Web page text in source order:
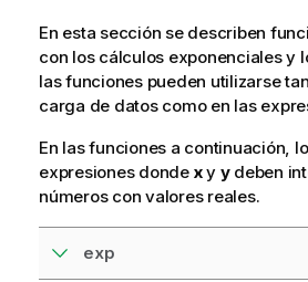
En esta sección se describen
con los cálculos exponenciales y
las funciones pueden utilizarse
carga de datos como en las
En las funciones a continuación,
expresiones donde xy ydeben
números con valores reales.
exp